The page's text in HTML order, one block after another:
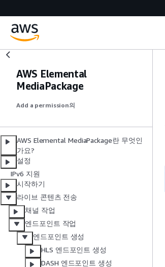
AWS Elemental
MediaPackage
Add a permission의
AWS Elemental MediaPackage란 무엇인
가요?
설정
IPv6 지원
시작하기
라이브 콘텐츠 전송
채널 작업
엔드포인트 작업
엔드포인트 생성
HLS 엔드포인트 생성
DASH 엔드포인트 생성